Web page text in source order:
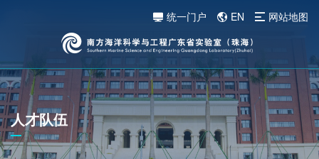
统一门户 EN 网站地图
人才队伍